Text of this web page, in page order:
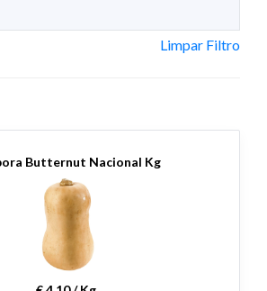
Limpar Filtro
Butternut Nacional Kg